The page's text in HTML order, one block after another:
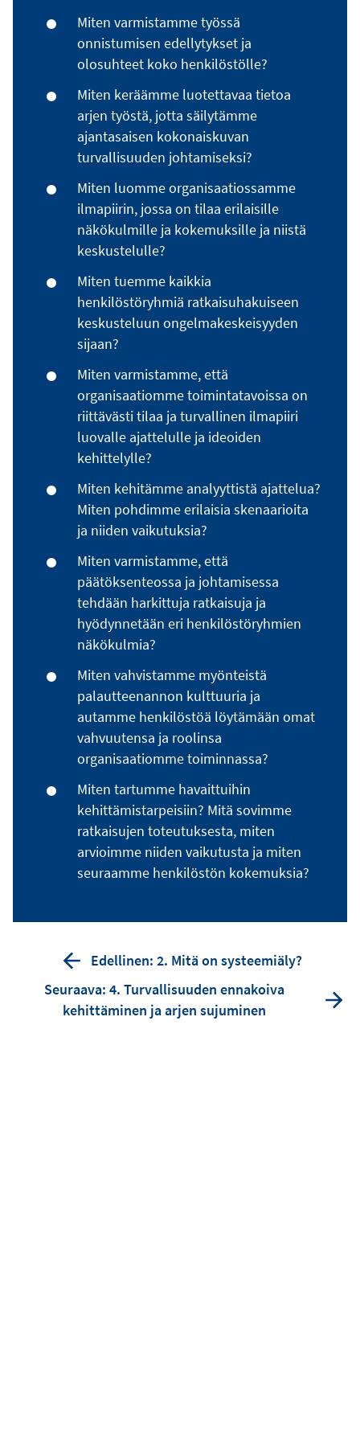
Miten varmistamme työssä
onnistumisen edellytykset ja
olosuhteet koko henkilöstölle?
Miten keräämme luotettavaa tietoa
arjen työstä, jotta säilytämme
ajantasaisen kokonaiskuvan
turvallisuuden johtamiseksi?
Miten luomme organisaatiossamme
ilmapiirin, jossa on tilaa erilaisille
näkökulmille ja kokemuksille ja niistä
keskustelulle?
Miten tuemme kaikkia
henkilöstöryhmiä ratkaisuhakuiseen
keskusteluun ongelmakeskeisyyden
sijaan?
Miten varmistamme, että
organisaatiomme toimintatavoissa on
riittävästi tilaa ja turvallinen ilmapiiri
luovalle ajattelulle ja ideoiden
kehittelylle?
Miten kehitämme analyyttistä ajattelua?
Miten pohdimme erilaisia skenaarioita
ja niiden vaikutuksia?
Miten varmistamme, että
päätöksenteossa ja johtamisessa
tehdään harkittuja ratkaisuja ja
hyödynnetään eri henkilöstöryhmien
näkökulmia?
Miten vahvistamme myönteistä
palautteenannon kulttuuria ja
autamme henkilöstöä löytämään omat
vahvuutensa ja roolinsa
organisaatiomme toiminnassa?
Miten tartumme havaittuihin
kehittämistarpeisiin? Mitä sovimme
ratkaisujen toteutuksesta, miten
arvioimme niiden vaikutusta ja miten
seuraamme henkilöstön kokemuksia?
Edellinen: 2. Mitä on systeemiäly?
Seuraava: 4. Turvallisuuden ennakoiva
kehittäminen ja arjen sujuminen